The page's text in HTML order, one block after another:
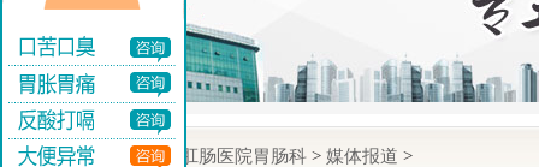
当前位置: 武汉博仕肛肠医院胃肠科 > 媒体报道 >